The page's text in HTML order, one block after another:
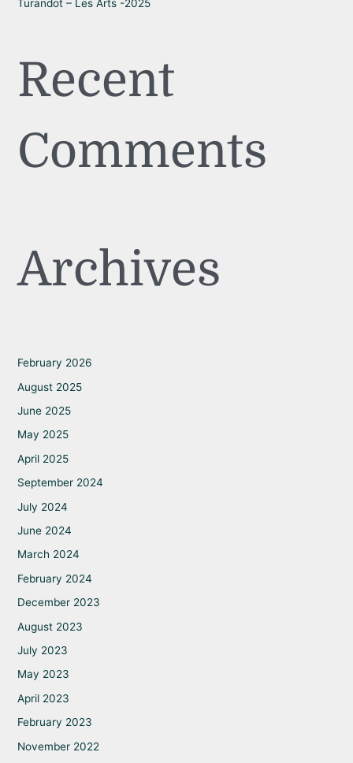
Turandot – Les Arts -2025
Recent
Comments
Archives
February 2026
August 2025
June 2025
May 2025
April 2025
September 2024
July 2024
June 2024
March 2024
February 2024
December 2023
August 2023
July 2023
May 2023
April 2023
February 2023
November 2022